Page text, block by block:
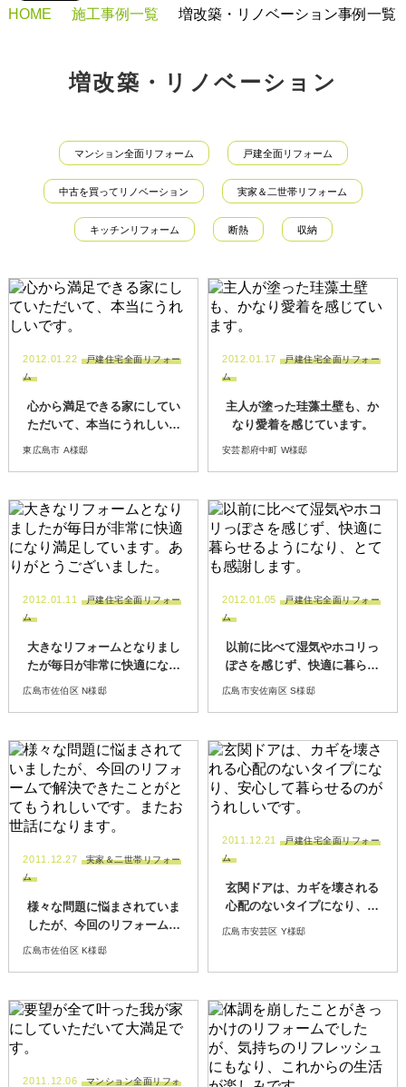
HOME 施工事例一覧 増改築・リノベーション事例一覧
増改築・リノベーション
マンション全面リフォーム 戸建全面リフォーム
中古を買ってリノベーション 実家＆二世帯リフォーム
キッチンリフォーム 断熱 収納
2012.01.22
戸建住宅全面リフォー
ム
心から満足できる家にしてい
ただいて、本当にうれしいで
東広島市 A様邸
2012.01.17
戸建住宅全面リフォー
ム
主人が塗った珪藻土壁も、か
なり愛着を感じています。
安芸郡府中町 W様邸
2012.01.11
戸建住宅全面リフォー
ム
大きなリフォームとなりまし
たが毎日が非常に快適になり
満足しています。ありがとう
広島市佐伯区 N様邸
2012.01.05
戸建住宅全面リフォー
ム
以前に比べて湿気やホコリっ
ぽさを感じず、快適に暮らせ
るようになり、とても感謝し
広島市安佐南区 S様邸
2011.12.27
実家＆二世帯リフォー
ム
様々な問題に悩まされていま
したが、今回のリフォームで
解決できたことがとてもうれ
広島市佐伯区 K様邸
2011.12.21
戸建住宅全面リフォー
ム
玄関ドアは、カギを壊される
心配のないタイプになり、安
心して暮らせるのがうれしい
広島市安芸区 Y様邸
2011.12.06
マンション全面リフォ